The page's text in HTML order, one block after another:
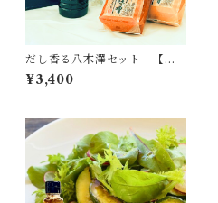
だし香る八木澤セット 【送
料込】
¥3,400